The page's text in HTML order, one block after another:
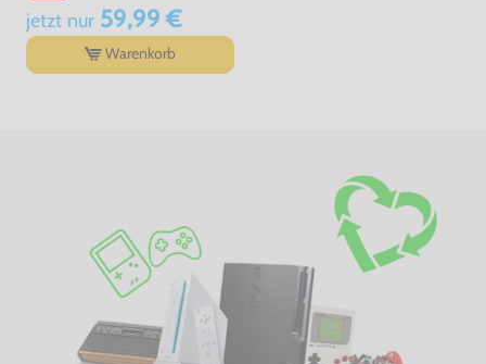
jetzt nur59,99 €
Warenkorb